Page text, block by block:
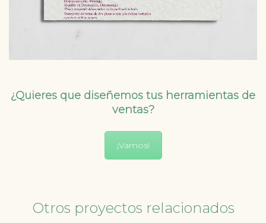
¿Quieres que diseñemos tus herramientas de
ventas?
¡Vamos!
Otros proyectos relacionados